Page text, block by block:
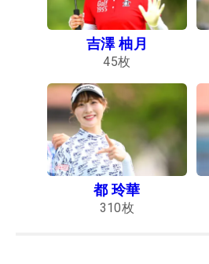
吉澤 柚月
45枚
都 玲華
310枚